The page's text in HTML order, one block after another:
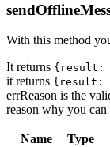
With this method
It returns {result:
it returns {result:
errReason is the
reason why you can
Name Type